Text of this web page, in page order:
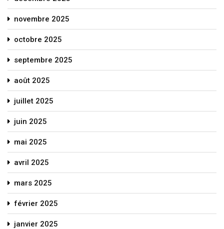
novembre 2025
octobre 2025
septembre 2025
août 2025
juillet 2025
juin 2025
mai 2025
avril 2025
mars 2025
février 2025
janvier 2025